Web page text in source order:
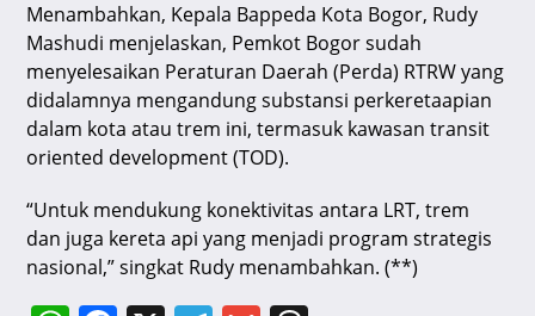
Menambahkan, Kepala Bappeda Kota Bogor, Rudy
Mashudi menjelaskan, Pemkot Bogor sudah
menyelesaikan Peraturan Daerah (Perda) RTRW yang
didalamnya mengandung substansi perkeretaapian
dalam kota atau trem ini, termasuk kawasan transit
oriented development (TOD).
“Untuk mendukung konektivitas antara LRT, trem
dan juga kereta api yang menjadi program strategis
nasional,” singkat Rudy menambahkan. (**)